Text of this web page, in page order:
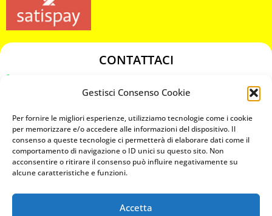
Gestisci Consenso Cookie
Per fornire le migliori esperienze, utilizziamo tecnologie come i cookie
per memorizzare e/o accedere alle informazioni del dispositivo. Il
consenso a queste tecnologie ci permetterà di elaborare dati come il
comportamento di navigazione o ID unici su questo sito. Non
acconsentire o ritirare il consenso può influire negativamente su
alcune caratteristiche e funzioni.
Accetta
CONTATTACI
chiavicodificate@gmail.com
Privacy Policy
Cookie Policy